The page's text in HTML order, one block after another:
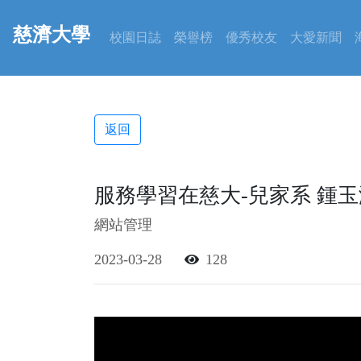
慈濟大學 校園日誌 榮譽榜 優秀校友 大愛新聞
返回
服務學習在慈大-兒家系 鍾
網站管理
2023-03-28 128